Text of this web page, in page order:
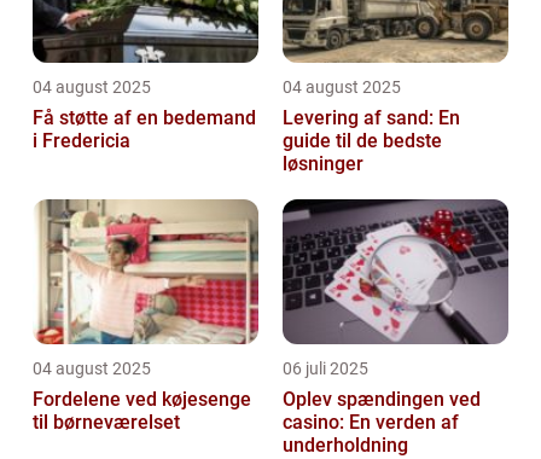
04 august 2025
Få støtte af en bedemand
i Fredericia
04 august 2025
Levering af sand: En
guide til de bedste
løsninger
04 august 2025
Fordelene ved køjesenge
til børneværelset
06 juli 2025
Oplev spændingen ved
casino: En verden af
underholdning